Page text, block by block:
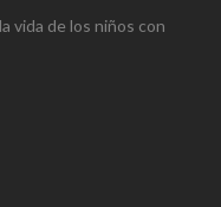
vida de los niños con